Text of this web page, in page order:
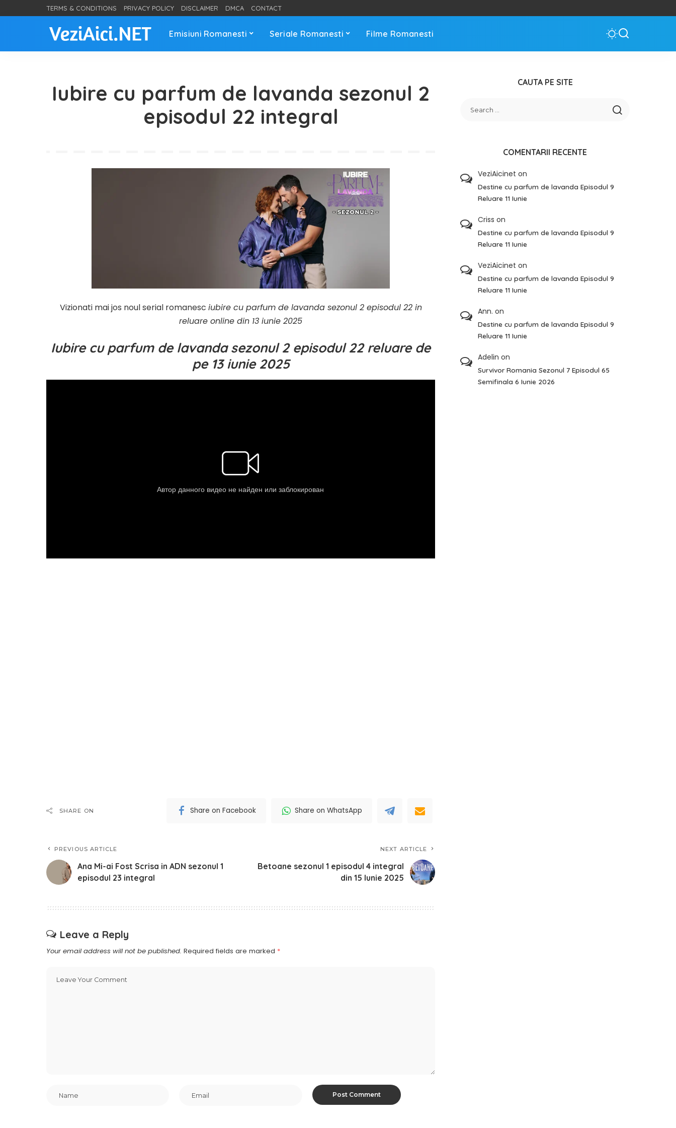
TERMS & CONDITIONS PRIVACY POLICY DISCLAIMER DMCA CONTACT
Emisiuni Romanesti Seriale Romanesti Filme Romanesti
Iubire cu parfum de lavanda sezonul 2
episodul 22 integral
Vizionati mai jos noul serial romanesc iubire cu parfum de lavanda sezonul 2 episodul 22 in
reluare online din 13 iunie 2025
Iubire cu parfum de lavanda sezonul 2 episodul 22 reluare de
pe 13 iunie 2025
SHARE ON Share on Facebook Share on WhatsApp
PREVIOUS ARTICLE
Ana Mi-ai Fost Scrisa in ADN sezonul 1
episodul 23 integral
NEXT ARTICLE
Betoane sezonul 1 episodul 4 integral
din 15 Iunie 2025
Leave a Reply
Your email address will not be published. Required fields are marked *
CAUTA PE SITE
COMENTARII RECENTE
VeziAicinet on
Destine cu parfum de lavanda Episodul 9
Reluare 11 Iunie
Criss on
Destine cu parfum de lavanda Episodul 9
Reluare 11 Iunie
VeziAicinet on
Destine cu parfum de lavanda Episodul 9
Reluare 11 Iunie
Ann. on
Destine cu parfum de lavanda Episodul 9
Reluare 11 Iunie
Adelin on
Survivor Romania Sezonul 7 Episodul 65
Semifinala 6 Iunie 2026